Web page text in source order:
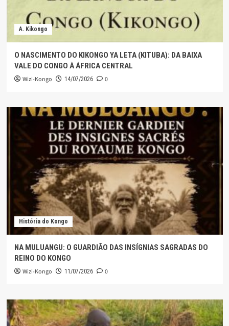
A. Kikongo
O NASCIMENTO DO KIKONGO YA LETA (KITUBA): DA BAIXA
VALE DO CONGO À ÁFRICA CENTRAL
Wizi-Kongo 14/07/2026 0
História do Kongo
NA MULUANGU: O GUARDIÃO DAS INSÍGNIAS SAGRADAS DO
REINO DO KONGO
Wizi-Kongo 11/07/2026 0